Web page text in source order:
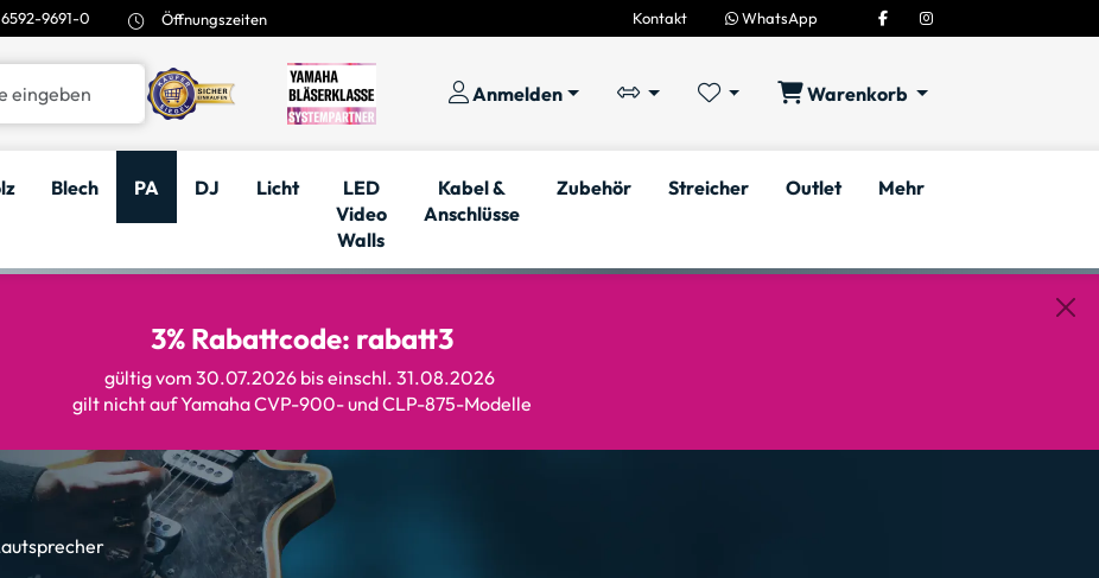
9691-0 Öffnungszeiten Kontakt WhatsApp
Anmelden Warenkorb
Blech PA DJ Licht
LED
Video
Walls
Kabel &
Anschlüsse
Zubehör Streicher Outlet Mehr
3% Rabattcode: rabatt3
gültig vom 30.07.2026 bis einschl. 31.08.2026
gilt nicht auf Yamaha CVP-900- und CLP-875-Modelle